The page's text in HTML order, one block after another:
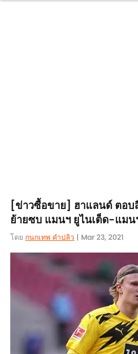
[ข่าวซื้อขาย] ฮาแลนด์ ตอบ
ย้ายซบ แมนฯ ยูไนเต็ด-แม
โดย กนกเทพ คำปลิว | Mar 23, 2021